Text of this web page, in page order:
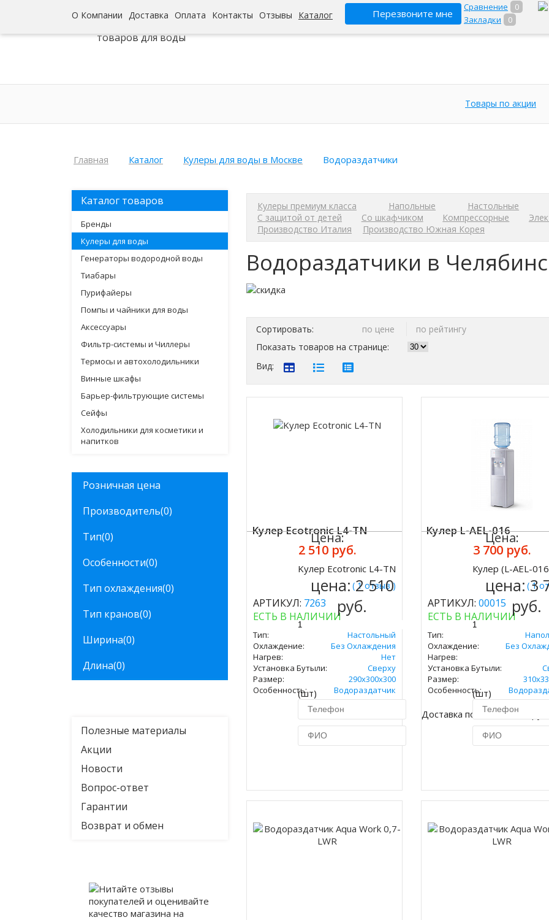
О Компании Доставка Оплата Контакты Отзывы Каталог Перезвоните мне
Сравнение
0
Закладки
0
Интернет-гипермаркет
товаров для воды
Товары по акции
Главная Каталог Кулеры для воды в Москве Водораздатчики
Каталог товаров
Бренды
Кулеры для воды
Генераторы водородной воды
Тиабары
Пурифайеры
Помпы и чайники для воды
Аксессуары
Фильтр-системы и Чиллеры
Термосы и автохолодильники
Винные шкафы
Барьер-фильтрующие системы
Сейфы
Холодильники для косметики и
напитков
Розничная цена
Производитель(0)
Тип(0)
Особенности(0)
Тип охлаждения(0)
Тип кранов(0)
Ширина(0)
Длина(0)
Полезные материалы
Акции
Новости
Вопрос-ответ
Гарантии
Возврат и обмен
Кулеры премиум класса Напольные Настольные
С защитой от детей
Со шкафчиком Компрессорные
Производство Италия
Производство Южная Корея
Водораздатчики в
Сортировать: по цене
по рейтингу
Показать товаров на странице:
Вид:
Kулер Ecotronic L4-TN
( 1 отзыв )
АРТИКУЛ: 7263
ЕСТЬ В НАЛИЧИИ
Тип:
Настольный
Охлаждение:
Без Охлаждения
Нагрев:
Нет
Установка Бутыли:
Сверху
Размер:
290x300х300
Особенность:
Водораздатчик
Цена:
2 510 руб.
Kулер Ecotronic L4-TN
цена:2 510
руб.
(шт)
Кулер L-AEL-016
( 1
АРТИКУЛ: 00015
ЕСТЬ В НАЛИЧИИ
Тип:
Охлаждение:
Без
Нагрев:
Установка Бутыли:
Размер:
Особенность:
Доставка по Москве 450 руб.
Цена:
3 700 руб.
Кулер (L-AEL-
цена:3
руб.
(шт)